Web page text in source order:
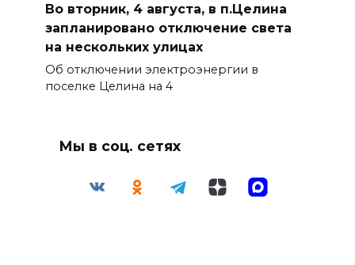
Во вторник, 4 августа, в п.Целина
запланировано отключение света
на нескольких улицах
Об отключении электроэнергии в
поселке Целина на 4
Мы в соц. сетях